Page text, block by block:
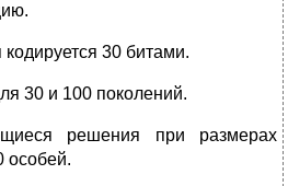
30 битами.
30 и 100 поколений.
решения при размерах
особей.